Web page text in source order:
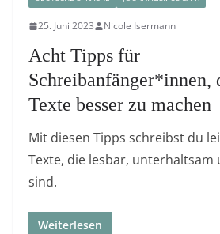
25. Juni 2023 Nicole Isermann
Acht Tipps für
Schreibanfänger*innen,
Texte besser zu machen
Mit diesen Tipps schreibst du
Texte, die lesbar, unterhaltsam
sind.
Weiterlesen